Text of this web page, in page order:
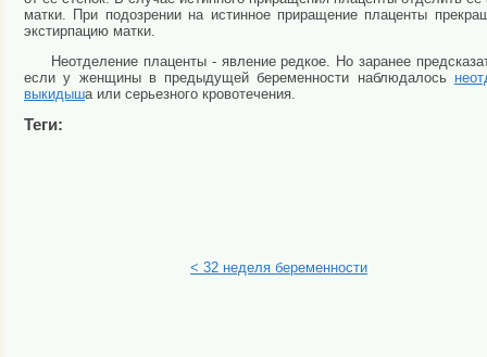
матки. При подозрении на истинное приращение плаценты
экстирпацию матки.
Неотделение плаценты - явление редкое. Но заранее
если у женщины в предыдущей беременности наблюдалось
выкидыша или серьезного кровотечения.
Теги:
< 32 неделя беременности